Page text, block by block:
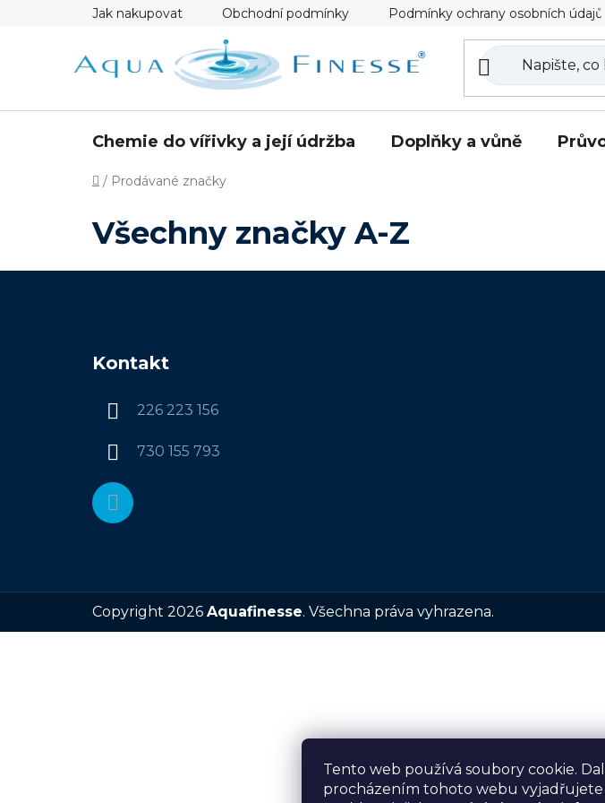
Tento web používá soubory cookie.
procházením tohoto webu vyjadřujete
Jak nakupovat Obchodní podmínky Podmínky ochrany osobních údajů
Chemie do vířivky a její údržba Doplňky a vůně
Domů
/ Prodávané značky
Všechny značky A-Z
Kontakt
226 223 156
730 155 793
Copyright 2026 Aquafinesse. Všechna práva vyhrazena.